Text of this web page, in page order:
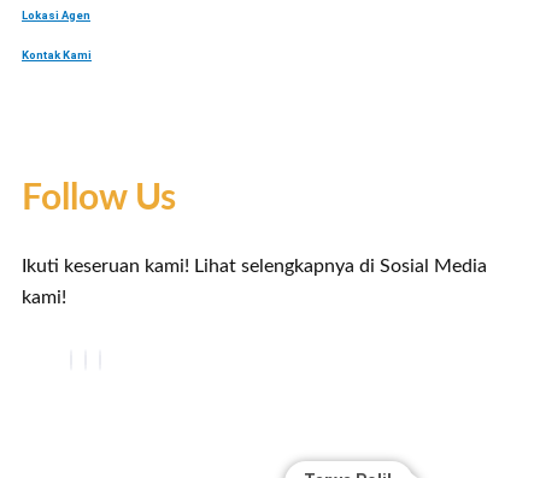
Lokasi Agen
Kontak Kami
Follow Us
Ikuti keseruan kami! Lihat selengkapnya di Sosial Media
kami!